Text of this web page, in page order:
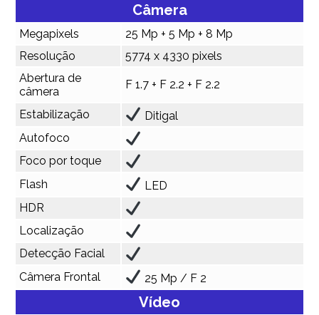
Câmera
Megapixels
25 Mp + 5 Mp + 8 Mp
Resolução
5774 x 4330 pixels
Abertura de
câmera
F 1.7 + F 2.2 + F 2.2
Estabilização
Ditigal
Autofoco
Foco por toque
Flash
LED
HDR
Localização
Detecção Facial
Câmera Frontal
25 Mp / F 2
Vídeo